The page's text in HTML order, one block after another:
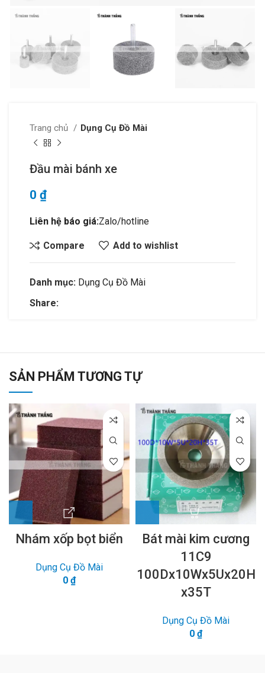
Trang chủ Dụng Cụ Đồ Mài
Đầu mài bánh xe
0 ₫
Liên hệ báo giá:Zalo/hotline
Compare Add to wishlist
Danh mục: Dụng Cụ Đồ Mài
Share:
SẢN PHẨM TƯƠNG TỰ
Nhám xốp bọt biển
Dụng Cụ Đồ Mài
0 ₫
Bát mài kim cương
11C9
100Dx10Wx5Ux20H
x35T
Dụng Cụ Đồ Mài
0 ₫